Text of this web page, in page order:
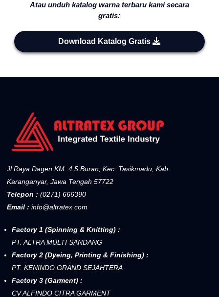
Atau unduh katalog warna terbaru kami secara
gratis:
Download Katalog Gratis
Jl.Raya Dagen KM. 4,5 Buran, Kec. Tasikmadu, Kab.
Karanganyar, Jawa Tengah 57722
Telepon : (0271) 666390
Email : info@altratex.com
Factory 1 (Spinning & Knitting) :
PT. ALTRA MULTI SANDANG
Factory 2 (Dyeing, Printing & Finishing) :
PT. KENINDO GRAND SEJAHTERA
Factory 3 (Garment) :
CV ALFINDO CITRA GARMENT